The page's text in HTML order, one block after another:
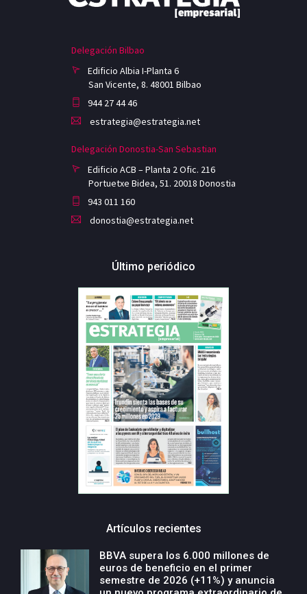
Delegación Bilbao
Edificio Albia I-Planta 6
San Vicente, 8. 48001 Bilbao
944 27 44 46
estrategia@estrategia.net
Delegación Donostia-San Sebastian
Edificio ACB – Planta 2 Ofic. 216
Portuetxe Bidea, 51. 20018 Donostia
943 011 160
donostia@estrategia.net
Último periódico
Artículos recientes
BBVA supera los 6.000 millones de
euros de beneficio en el primer
semestre de 2026 (+11%) y anuncia